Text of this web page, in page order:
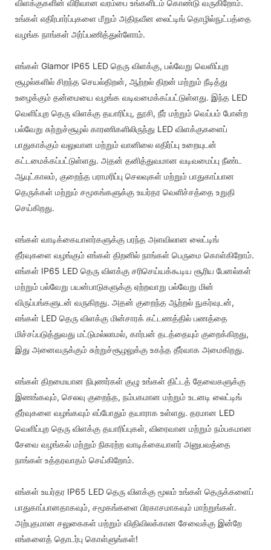
விளக்குகளின் விரிவான வரம்பை உங்களிடம் கொண்டு வருகிறோம்.
உங்கள் எதிர்பார்ப்புகளை மீறும் அதிநவீன லைட்டிங் தொழில்நுட்பத்தை
வழங்க நாங்கள் அர்ப்பணித்துள்ளோம்.
எங்கள் Glamor IP65 LED தெரு விளக்கு, பல்வேறு வெளிப்புற
சூழல்களில் சிறந்த செயல்திறன், ஆற்றல் திறன் மற்றும் நீடித்து
உழைக்கும் தன்மையை வழங்க வடிவமைக்கப்பட்டுள்ளது. இந்த LED
வெளிப்புற தெரு விளக்கு தயாரிப்பு, தூசி, நீர் மற்றும் வெப்பம் போன்ற
பல்வேறு சுற்றுச்சூழல் காரணிகளிலிருந்து LED விளக்குகளைப்
பாதுகாக்கும் வலுவான மற்றும் வானிலை எதிர்ப்பு உறையுடன்
கட்டமைக்கப்பட்டுள்ளது. அதன் தனித்துவமான வடிவமைப்பு நீண்ட
ஆயுட்காலம், குறைந்த பராமரிப்பு செலவுகள் மற்றும் பாதுகாப்பான
தெருக்கள் மற்றும் சமூகங்களுக்கு உயர்தர வெளிச்சத்தை உறுதி
செய்கிறது.
எங்கள் வாடிக்கையாளர்களுக்கு பரந்த அளவிலான லைட்டிங்
தீர்வுகளை வழங்கும் எங்கள் திறனில் நாங்கள் பெருமை கொள்கிறோம்.
எங்கள் IP65 LED தெரு விளக்கு சரிசெய்யக்கூடிய சூரிய பேனல்கள்
மற்றும் பல்வேறு பயன்பாடுகளுக்கு ஏற்றவாறு பல்வேறு மின்
விருப்பங்களுடன் வருகிறது. அதன் குறைந்த ஆற்றல் நுகர்வுடன்,
எங்கள் LED தெரு விளக்கு மின்சாரக் கட்டணத்தில் பணத்தை
மிச்சப்படுத்துவது மட்டுமல்லாமல், கார்பன் தடத்தையும் குறைக்கிறது,
இது அனைவருக்கும் சுற்றுச்சூழலுக்கு உகந்த தீர்வாக அமைகிறது.
எங்கள் திறமையான நிபுணர்கள் குழு உங்கள் திட்டத் தேவைகளுக்கு
இணங்கவும், செலவு குறைந்த, நம்பகமான மற்றும் உடனடி லைட்டிங்
தீர்வுகளை வழங்கவும் எப்போதும் தயாராக உள்ளது. தரமான LED
வெளிப்புற தெரு விளக்கு தயாரிப்புகள், விரைவான மற்றும் நம்பகமான
சேவை வழங்கல் மற்றும் நிகரற்ற வாடிக்கையாளர் அனுபவத்தை
நாங்கள் உத்தரவாதம் செய்கிறோம்.
எங்கள் உயர்தர IP65 LED தெரு விளக்கு மூலம் உங்கள் தெருக்களைப்
பாதுகாப்பானதாகவும், சமூகங்களை பிரகாசமாகவும் மாற்றுங்கள்.
அற்புதமான சலுகைகள் மற்றும் விதிவிலக்கான சேவைக்கு இன்றே
எங்களைத் தொடர்பு கொள்ளுங்கள்!